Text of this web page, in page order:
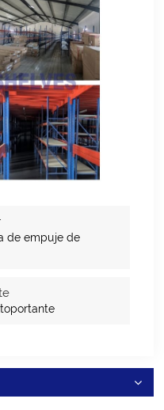
de empuje de